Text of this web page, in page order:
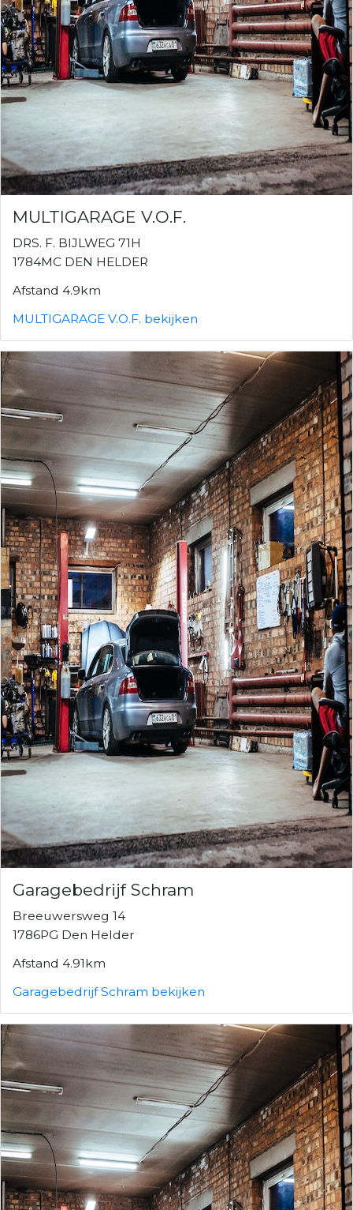
MULTIGARAGE V.O.F.
DRS. F. BIJLWEG 71H
1784MC DEN HELDER
Afstand 4.9km
MULTIGARAGE V.O.F. bekijken
Garagebedrijf Schram
Breeuwersweg 14
1786PG Den Helder
Afstand 4.91km
Garagebedrijf Schram bekijken